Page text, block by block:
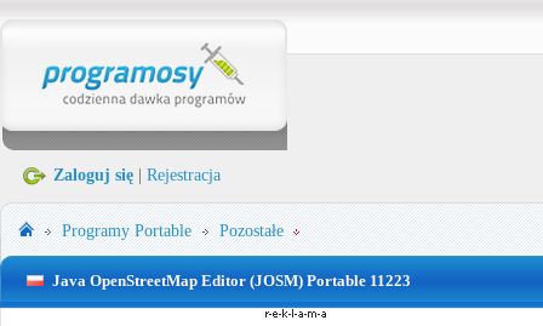
Zaloguj się Rejestracja
Programy Portable Pozostałe
Java OpenStreetMap Editor (JOSM) Portable 11223